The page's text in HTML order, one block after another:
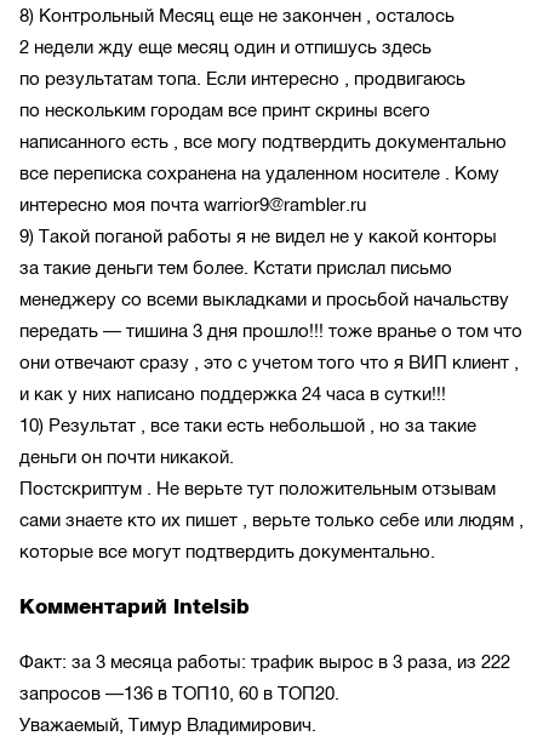
8) Контрольный Месяц еще не закончен , осталось
2 недели жду еще месяц один и отпишусь здесь
по результатам топа. Если интересно , продвигаюсь
по нескольким городам все принт скрины всего
написанного есть , все могу подтвердить документально
все переписка сохранена на удаленном носителе . Кому
интересно моя почта warrior9@rambler.ru
9) Такой поганой работы я не видел не у какой конторы
за такие деньги тем более. Кстати прислал письмо
менеджеру со всеми выкладками и просьбой начальству
передать — тишина 3 дня прошло!!! тоже вранье о том что
они отвечают сразу , это с учетом того что я ВИП клиент ,
и как у них написано поддержка 24 часа в сутки!!!
10) Результат , все таки есть небольшой , но за такие
деньги он почти никакой.
Постскриптум . Не верьте тут положительным отзывам
сами знаете кто их пишет , верьте только себе или людям ,
которые все могут подтвердить документально.
Комментарий Intelsib
Факт: за 3 месяца работы: трафик вырос в 3 раза, из 222
запросов —136 в ТОП10, 60 в ТОП20.
Уважаемый, Тимур Владимирович.